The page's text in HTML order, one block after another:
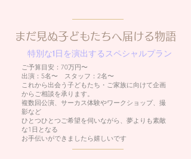
まだ見ぬ子どもたちへ届ける物語
​ 特別な1日を演出するスペシャルプラン
ご予算目安：70万円〜
出演：5名〜 スタッフ：2名〜
これから出会う子どもたち・ご家族に向けて企画
からご相談を承ります。
​複数回公演、サーカス体験やワークショップ、撮
影など
​ひとつひとつご希望を伺いながら、夢よりも素敵
な1日となる
お手伝いができましたら嬉しいです